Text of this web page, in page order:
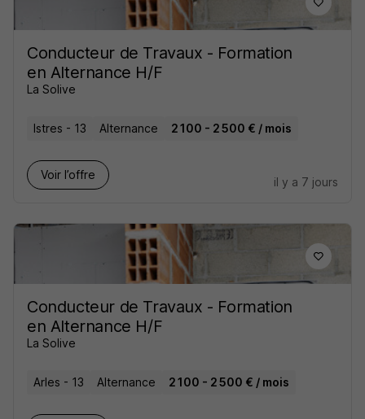
Conducteur de Travaux - Formation
en Alternance H/F
La Solive
Istres - 13 Alternance 2 100 - 2 500 € / mois
Voir l’offre
il y a 7 jours
Conducteur de Travaux - Formation
en Alternance H/F
La Solive
Arles - 13 Alternance 2 100 - 2 500 € / mois